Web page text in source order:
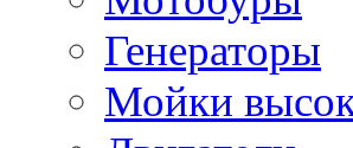
Генераторы
Мойки